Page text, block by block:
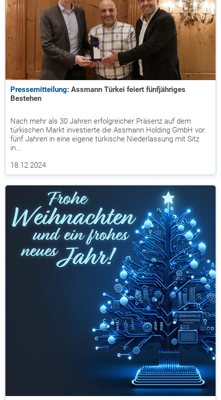
Pressemitteilung: Assmann Türkei feiert fünfjähriges
Bestehen
Nach mehr als 30 Jahren erfolgreicher Präsenz auf dem
türkischen Markt investierte die Assmann Holding GmbH vor
fünf Jahren in eine eigene türkische Niederlassung mit Sitz
in...
18.12.2024